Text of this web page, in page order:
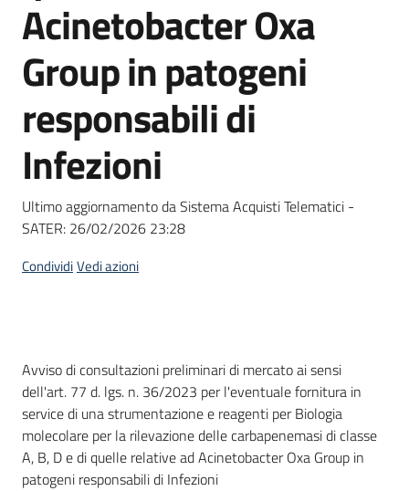
site
Seguici
su
Acinetobacter Oxa
Group in patogeni
responsabili di
Infezioni
Ultimo aggiornamento da Sistema Acquisti Telematici -
SATER: 26/02/2026 23:28
CondividiVedi azioni
Dati del bando
Avviso di consultazioni preliminari di mercato ai sensi
dell'art. 77 d. lgs. n. 36/2023 per l'eventuale fornitura in
service di una strumentazione e reagenti per Biologia
molecolare per la rilevazione delle carbapenemasi di classe
A, B, D e di quelle relative ad Acinetobacter Oxa Group in
patogeni responsabili di Infezioni